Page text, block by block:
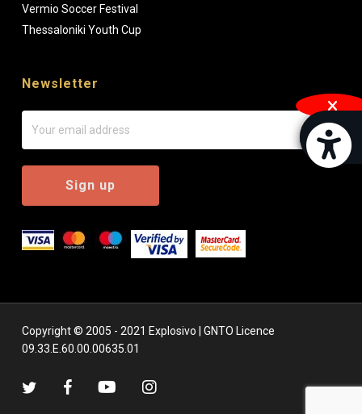
Μπάρα
Vermio Soccer Festival
Thessaloniki Youth Cup
Newsletter
Copyright © 2005 - 2021 Explosivo | GNTO Licence
09.33.Ε.60.00.00635.01